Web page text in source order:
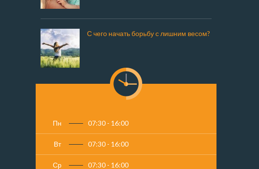
С чего начать борьбу с лишним весом?
Пн 07:30 - 16:00
Вт 07:30 - 16:00
Ср 07:30 - 16:00